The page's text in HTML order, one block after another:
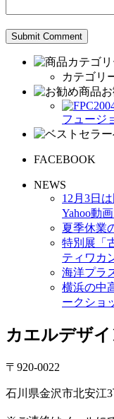
カテゴリ
フュージ
FACEBOOK
NEWS
12月3日
Yahoo動
夏季休業
特別展「
ティワカ
海洋プラ
横浜の中
ークショ
カエルデザ
〒920-0022
石川県金沢市北安江